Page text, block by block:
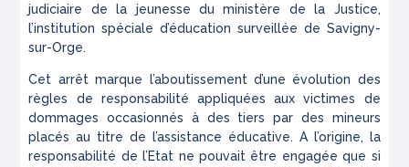
judiciaire de la jeunesse du ministère de la Justice,
l’institution spéciale d’éducation surveillée de Savigny-
sur-Orge.
Cet arrêt marque l’aboutissement d’une évolution des
règles de responsabilité appliquées aux victimes de
dommages occasionnés à des tiers par des mineurs
placés au titre de l’assistance éducative. A l’origine, la
responsabilité de l’Etat ne pouvait être engagée que si